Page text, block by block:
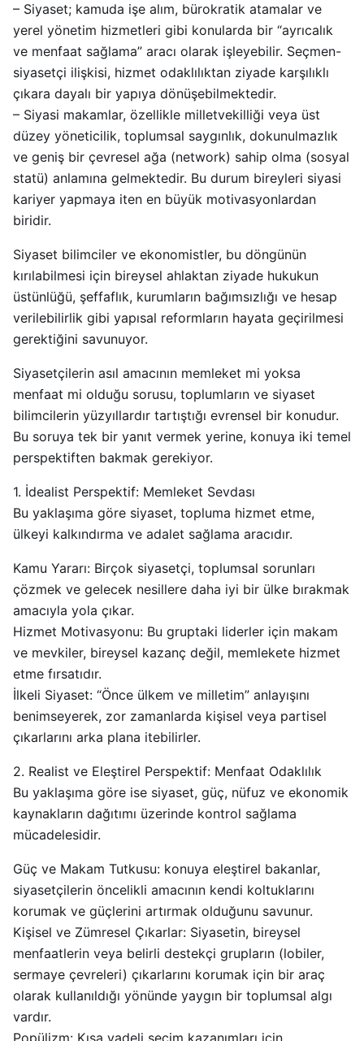
– Siyaset; kamuda işe alım, bürokratik atamalar ve
yerel yönetim hizmetleri gibi konularda bir “ayrıcalık
ve menfaat sağlama” aracı olarak işleyebilir. Seçmen-
siyasetçi ilişkisi, hizmet odaklılıktan ziyade karşılıklı
çıkara dayalı bir yapıya dönüşebilmektedir.
– Siyasi makamlar, özellikle milletvekilliği veya üst
düzey yöneticilik, toplumsal saygınlık, dokunulmazlık
ve geniş bir çevresel ağa (network) sahip olma (sosyal
statü) anlamına gelmektedir. Bu durum bireyleri siyasi
kariyer yapmaya iten en büyük motivasyonlardan
biridir.
Siyaset bilimciler ve ekonomistler, bu döngünün
kırılabilmesi için bireysel ahlaktan ziyade hukukun
üstünlüğü, şeffaflık, kurumların bağımsızlığı ve hesap
verilebilirlik gibi yapısal reformların hayata geçirilmesi
gerektiğini savunuyor.
Siyasetçilerin asıl amacının memleket mi yoksa
menfaat mi olduğu sorusu, toplumların ve siyaset
bilimcilerin yüzyıllardır tartıştığı evrensel bir konudur.
Bu soruya tek bir yanıt vermek yerine, konuya iki temel
perspektiften bakmak gerekiyor.
1. İdealist Perspektif: Memleket Sevdası
Bu yaklaşıma göre siyaset, topluma hizmet etme,
ülkeyi kalkındırma ve adalet sağlama aracıdır.
Kamu Yararı: Birçok siyasetçi, toplumsal sorunları
çözmek ve gelecek nesillere daha iyi bir ülke bırakmak
amacıyla yola çıkar.
Hizmet Motivasyonu: Bu gruptaki liderler için makam
ve mevkiler, bireysel kazanç değil, memlekete hizmet
etme fırsatıdır.
İlkeli Siyaset: “Önce ülkem ve milletim” anlayışını
benimseyerek, zor zamanlarda kişisel veya partisel
çıkarlarını arka plana itebilirler.
2. Realist ve Eleştirel Perspektif: Menfaat Odaklılık
Bu yaklaşıma göre ise siyaset, güç, nüfuz ve ekonomik
kaynakların dağıtımı üzerinde kontrol sağlama
mücadelesidir.
Güç ve Makam Tutkusu: konuya eleştirel bakanlar,
siyasetçilerin öncelikli amacının kendi koltuklarını
korumak ve güçlerini artırmak olduğunu savunur.
Kişisel ve Zümresel Çıkarlar: Siyasetin, bireysel
menfaatlerin veya belirli destekçi grupların (lobiler,
sermaye çevreleri) çıkarlarını korumak için bir araç
olarak kullanıldığı yönünde yaygın bir toplumsal algı
vardır.
Popülizm: Kısa vadeli seçim kazanımları için